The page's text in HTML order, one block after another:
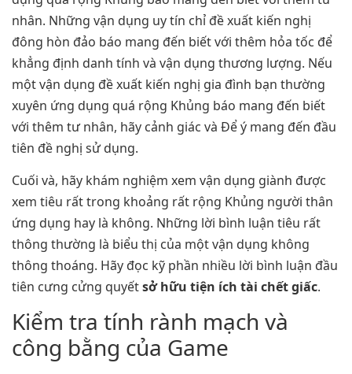
nhân. Những vận dụng uy tín chỉ đề xuất kiến nghị
đông hòn đảo báo mang đến biết với thêm hỏa tốc để
khẳng định danh tính và vận dụng thương lượng. Nếu
một vận dụng đề xuất kiến nghị gia đình bạn thường
xuyên ứng dụng quá rộng Khủng báo mang đến biết
với thêm tư nhân, hãy cảnh giác và Để ý mang đến đầu
tiên đề nghị sử dụng.
Cuối và, hãy khám nghiệm xem vận dụng giành được
xem tiêu rất trong khoảng rất rộng Khủng người thân
ứng dụng hay là không. Những lời bình luận tiêu rất
thông thường là biểu thị của một vận dụng không
thông thoáng. Hãy đọc kỹ phần nhiều lời bình luận đầu
tiên cưng cửng quyếtsở hữu tiện ích tài chết giấc.
Kiểm tra tính rành mạch và
công bằng của Game